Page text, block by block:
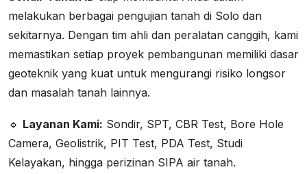
melakukan berbagai pengujian tanah di Solo dan
sekitarnya. Dengan tim ahli dan peralatan canggih, kami
memastikan setiap proyek pembangunan memiliki dasar
geoteknik yang kuat untuk mengurangi risiko longsor
dan masalah tanah lainnya.
🔹 Layanan Kami: Sondir, SPT, CBR Test, Bore Hole
Camera, Geolistrik, PIT Test, PDA Test, Studi
Kelayakan, hingga perizinan SIPA air tanah.